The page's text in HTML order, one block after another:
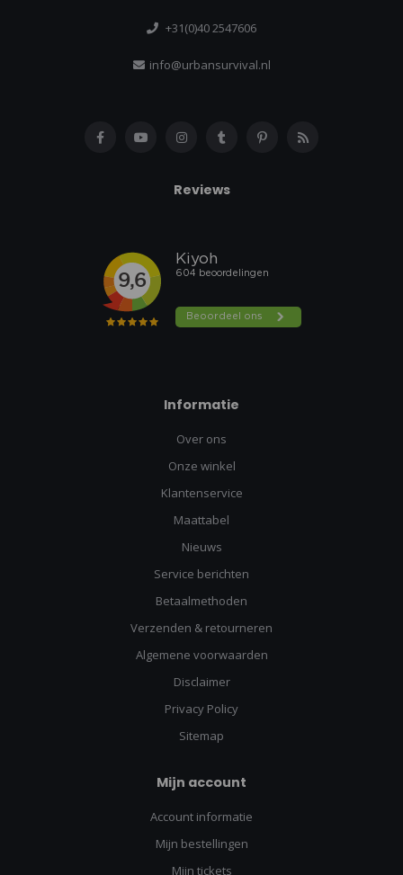
+31(0)40 2547606
info@urbansurvival.nl
Reviews
Informatie
Over ons
Onze winkel
Klantenservice
Maattabel
Nieuws
Service berichten
Betaalmethoden
Verzenden & retourneren
Algemene voorwaarden
Disclaimer
Privacy Policy
Sitemap
Mijn account
Account informatie
Mijn bestellingen
Mijn tickets